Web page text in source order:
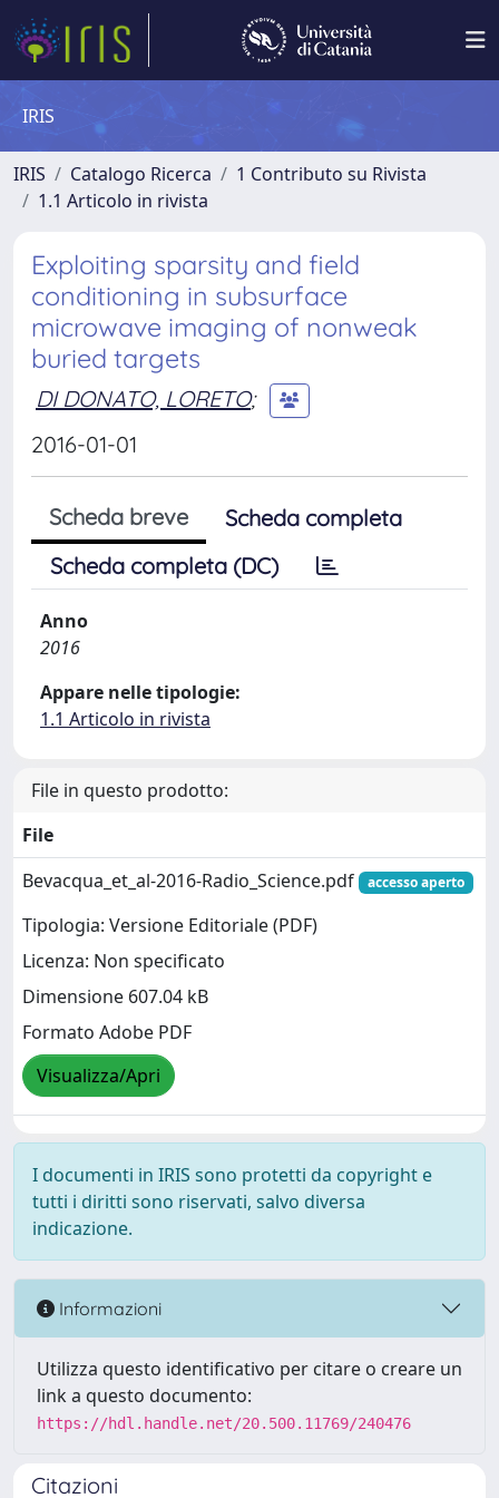
IRIS
IRIS Catalogo Ricerca
1 Contributo su Rivista
1.1 Articolo in rivista
Exploiting sparsity and field
conditioning in subsurface
microwave imaging of nonweak
buried targets
DI DONATO, LORETO;
2016-01-01
Scheda breve
Scheda completa
Scheda completa (DC)
Anno
2016
Appare nelle tipologie:
1.1 Articolo in rivista
File in questo prodotto:
File
Bevacqua_et_al-2016-Radio_Science.pdf
accesso aperto
Tipologia: Versione Editoriale (PDF)
Licenza: Non specificato
Dimensione 607.04 kB
Formato Adobe PDF
Visualizza/Apri
I documenti in IRIS sono protetti da copyright e
tutti i diritti sono riservati, salvo diversa
indicazione.
Informazioni
Utilizza questo identificativo per citare o creare un
link a questo documento:
https://hdl.handle.net/20.500.11769/240476
Citazioni